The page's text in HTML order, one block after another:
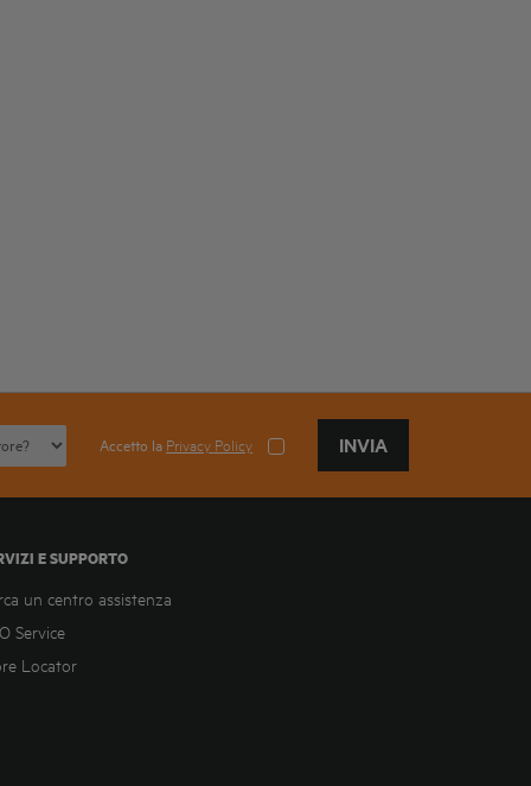
Accetto la Privacy Policy INVIA
E SUPPORTO
un centro assistenza
Service
Locator